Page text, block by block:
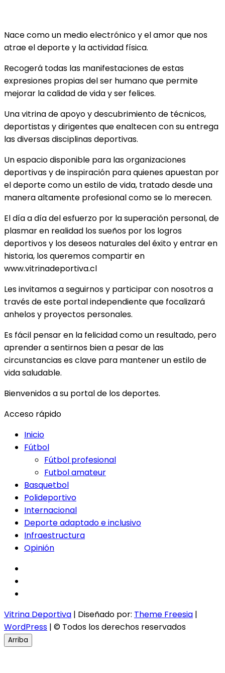
Nace como un medio electrónico y el amor que nos
atrae el deporte y la actividad física.
Recogerá todas las manifestaciones de estas
expresiones propias del ser humano que permite
mejorar la calidad de vida y ser felices.
Una vitrina de apoyo y descubrimiento de técnicos,
deportistas y dirigentes que enaltecen con su entrega
las diversas disciplinas deportivas.
Un espacio disponible para las organizaciones
deportivas y de inspiración para quienes apuestan por
el deporte como un estilo de vida, tratado desde una
manera altamente profesional como se lo merecen.
El día a día del esfuerzo por la superación personal, de
plasmar en realidad los sueños por los logros
deportivos y los deseos naturales del éxito y entrar en
historia, los queremos compartir en
www.vitrinadeportiva.cl
Les invitamos a seguirnos y participar con nosotros a
través de este portal independiente que focalizará
anhelos y proyectos personales.
Es fácil pensar en la felicidad como un resultado, pero
aprender a sentirnos bien a pesar de las
circunstancias es clave para mantener un estilo de
vida saludable.
Bienvenidos a su portal de los deportes.
Acceso rápido
Inicio
Fútbol
Fútbol profesional
Futbol amateur
Basquetbol
Polideportivo
Internacional
Deporte adaptado e inclusivo
Infraestructura
Opinión
Vitrina Deportiva | Diseñado por: Theme Freesia |
WordPress | © Todos los derechos reservados
Arriba